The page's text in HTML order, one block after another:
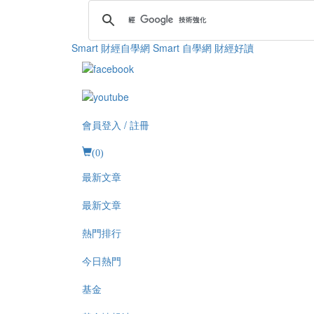
Smart 財經自學網 Smart 自學網 財經好讀
會員登入 / 註冊
(0)
最新文章
最新文章
熱門排行
今日熱門
基金